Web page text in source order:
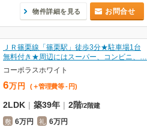
物件詳細を見る お問合せ
ＪＲ篠栗線「篠栗駅」徒歩3分★駐車場1台
無料付き★周辺にはスーパー、コンビニ、…
コーポラスホワイト
6万 円 (＋管理費等 - 円)
2LDK | 築39年 | 2階/2階建
敷 6万円 礼 6万円